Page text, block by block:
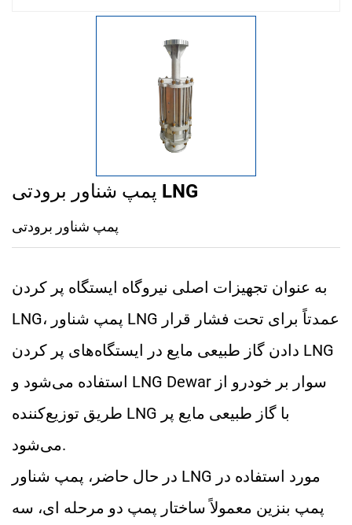
پمپ شناور برودتی LNG
پمپ شناور برودتی
به عنوان تجهیزات اصلی نیروگاه ایستگاه پر کردن
LNG، پمپ شناور LNG عمدتاً برای تحت فشار قرار
دادن گاز طبیعی مایع در ایستگاه‌های پر کردن LNG
استفاده می‌شود و LNG Dewar سوار بر خودرو از
طریق توزیع‌کننده LNG با گاز طبیعی مایع پر
می‌شود.
در حال حاضر، پمپ شناور LNG مورد استفاده در
پمپ بنزین معمولاً ساختار پمپ دو مرحله ای، سه